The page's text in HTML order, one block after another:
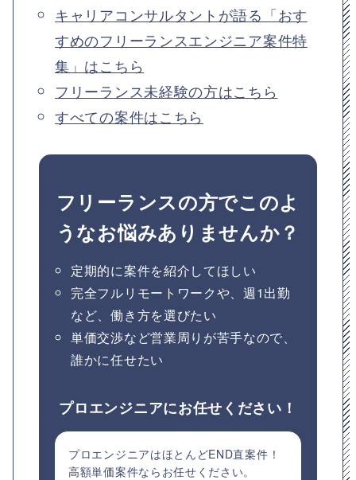
キャリアコンサルタントが語る「おす
すめのフリーランスエンジニア案件特
集」はこちら
フリーランス未経験の方はこちら
すべての案件はこちら
フリーランスの方でこのよ
うなお悩みありませんか？
定期的に案件を紹介してほしい
完全フルリモートワークや、週1出勤
など、働き方を選びたい
単価交渉など営業周りが苦手なので、
誰かに任せたい
プロエンジニアにお任せください！
プロエンジニアはほとんどEND直案件！
高額単価案件ならお任せください。